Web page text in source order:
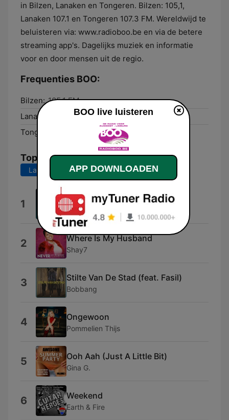
in Bilzen, Lanaken en Tongeren. Bilzen: 105,1,
Lanaken 107.1 en Tongeren 107.3 FM. Wereldwijd te
beluisteren via: www.radioboo.be en via de betere
streaming app's. Dagelijks muziek en informatie
voor en door mensen uit de regio.
Frequenties BOO:
Bilzen: 105.1 FM
Lanaken:
Tongeren:
Top nummers
Laatste 7 dagen Laatste 30 dagen
1 ZONDE
Aaron Blommaert
2 Where Is My Husband
Shay7
3 Stilte Van De Stad (feat. Fasil)
Bobbang
4 Ongewoon
Pommelien Thijs
5 Ooh Aah (Just A Little Bit)
Gina G.
6 Weekend
Earth & Fire
BOO live luisteren
APP DOWNLOADEN